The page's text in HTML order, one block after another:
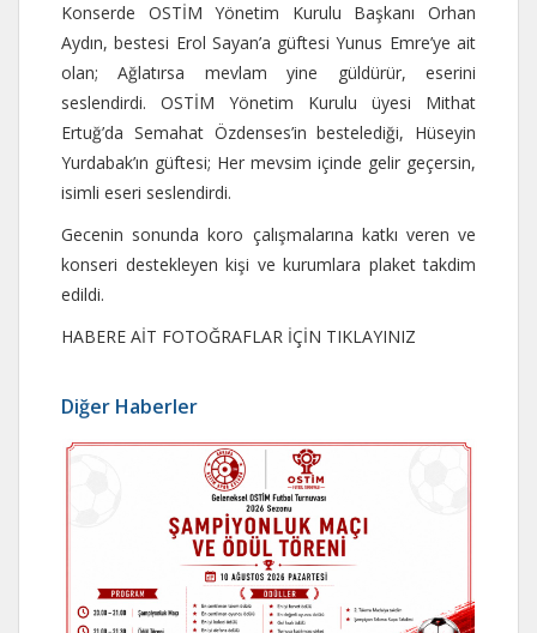
Konserde OSTİM Yönetim Kurulu Başkanı Orhan
Aydın, bestesi Erol Sayan’a güftesi Yunus Emre’ye ait
olan; Ağlatırsa mevlam yine güldürür, eserini
seslendirdi. OSTİM Yönetim Kurulu üyesi Mithat
Ertuğ’da Semahat Özdenses’in bestelediği, Hüseyin
Yurdabak’ın güftesi; Her mevsim içinde gelir geçersin,
isimli eseri seslendirdi.
Gecenin sonunda koro çalışmalarına katkı veren ve
konseri destekleyen kişi ve kurumlara plaket takdim
edildi.
HABERE AİT FOTOĞRAFLAR İÇİN TIKLAYINIZ
Diğer Haberler